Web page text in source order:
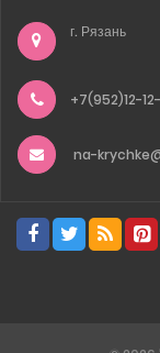
г. Рязань
+7(952)12-
na-